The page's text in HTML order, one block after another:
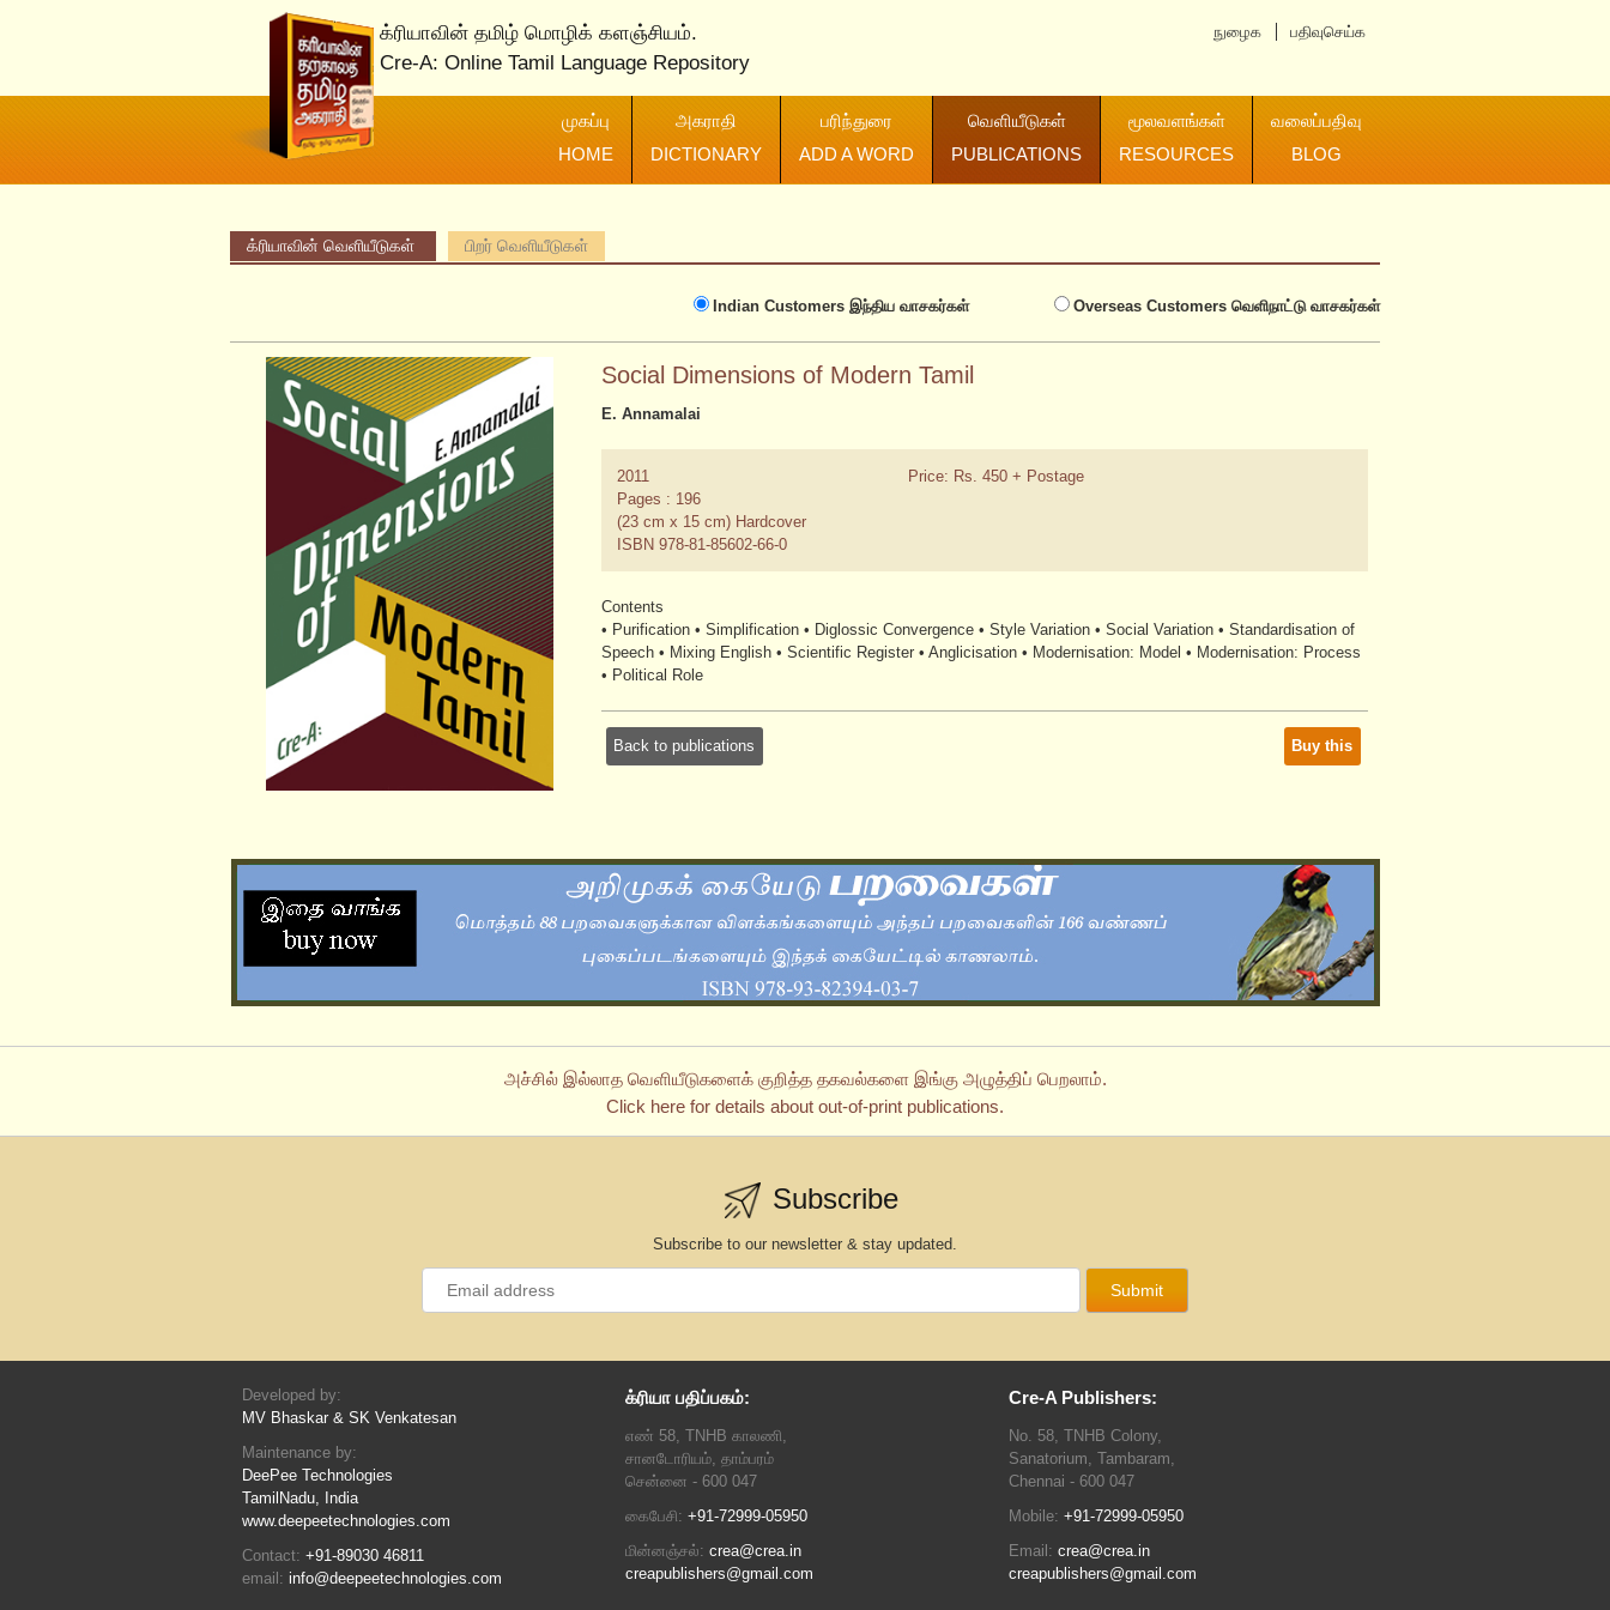
க்ரியாவின் தமிழ் மொழிக் களஞ்சியம்.
Cre-A: Online Tamil Language Repository
முகப்பு
HOME
அகராதி
DICTIONARY
பரிந்துரை
ADD A WORD
வெளியீடுகள்
PUBLICATIONS
மூலவளங்கள்
RESOURCES
வலைப்பதிவு
BLOG
நுழைக பதிவுசெய்க
க்ரியாவின் வெளியீடுகள் பிறர் வெளியீடுகள்
Indian Customers இந்திய வாசகர்கள் Overseas Customers வெளிநாட்டு வாசகர்கள்
Social Dimensions of Modern Tamil
E. Annamalai
2011
Pages : 196
(23 cm x 15 cm) Hardcover
ISBN 978-81-85602-66-0
Price: Rs. 450 + Postage
Contents
• Purification • Simplification • Diglossic Convergence • Style Variation • Social Variation • Standardisation of
Speech • Mixing English • Scientific Register • Anglicisation • Modernisation: Model • Modernisation: Process
• Political Role
Back to publications Buy this
அச்சில் இல்லாத வெளியீடுகளைக் குறித்த தகவல்களை இங்கு அழுத்திப் பெறலாம்.
Click here for details about out-of-print publications.
Subscribe
Subscribe to our newsletter & stay updated.
Developed by:
MV Bhaskar & SK Venkatesan
Maintenance by:
DeePee Technologies
TamilNadu, India
www.deepeetechnologies.com
Contact: +91-89030 46811
email: info@deepeetechnologies.com
க்ரியா பதிப்பகம்:
எண் 58, TNHB காலணி,
சானடோரியம், தாம்பரம்
சென்னை - 600 047
கைபேசி: +91-72999-05950
மின்னஞ்சல்: crea@crea.in
creapublishers@gmail.com
Cre-A Publishers:
No. 58, TNHB Colony,
Sanatorium, Tambaram,
Chennai - 600 047
Mobile: +91-72999-05950
Email: crea@crea.in
creapublishers@gmail.com